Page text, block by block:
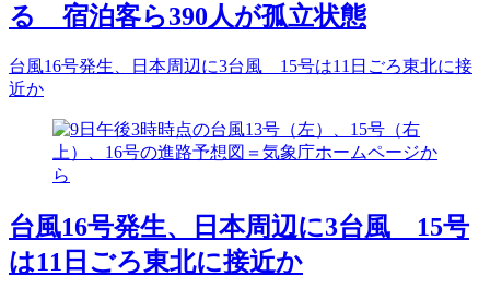
る 宿泊客ら390人が孤立状態
台風16号発生、日本周辺に3台風 15号は11日ごろ東北に接
近か
台風16号発生、日本周辺に3台風 15号
は11日ごろ東北に接近か